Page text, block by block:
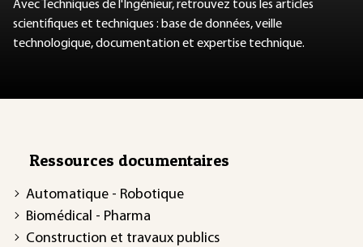
Avec Techniques de l'Ingénieur, retrouvez tous les articles
scientifiques et techniques : base de données, veille
technologique, documentation et expertise technique.
Ressources documentaires
Automatique - Robotique
Biomédical - Pharma
Construction et travaux publics